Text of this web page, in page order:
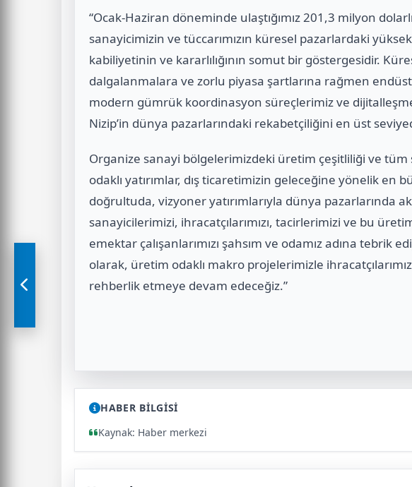
“Ocak-Haziran döneminde ulaştığımız 201,3 milyon
sanayicimizin ve tüccarımızın küresel pazarlardaki
kabiliyetinin ve kararlılığının somut bir göstergesidir.
dalgalanmalara ve zorlu piyasa şartlarına rağmen
modern gümrük koordinasyon süreçlerimiz ve
Nizip’in dünya pazarlarındaki rekabetçiliğini en üst
Organize sanayi bölgelerimizdeki üretim çeşitliliği ve
odaklı yatırımlar, dış ticaretimizin geleceğine yönelik en
doğrultuda, vizyoner yatırımlarıyla dünya pazarlarında
sanayicilerimizi, ihracatçılarımızı, tacirlerimizi ve bu
emektar çalışanlarımızı şahsım ve odamız adına tebrik
olarak, üretim odaklı makro projelerimizle
rehberlik etmeye devam edeceğiz.”
HABER BİLGİSİ
Kaynak: Haber merkezi